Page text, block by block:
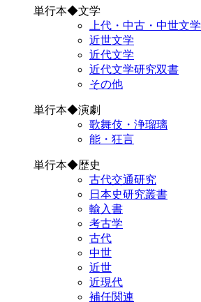
単行本◆文学
上代・中古・中世文学
近世文学
近代文学
近代文学研究双書
その他
単行本◆演劇
歌舞伎・浄瑠璃
能・狂言
単行本◆歴史
古代交通研究
日本史研究叢書
輸入書
考古学
古代
中世
近世
近現代
補任関連